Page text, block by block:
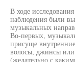
В ходе
наблюдения были
музыкальных
Во-первых,
присуще
волосы, джинсы
(желательно с